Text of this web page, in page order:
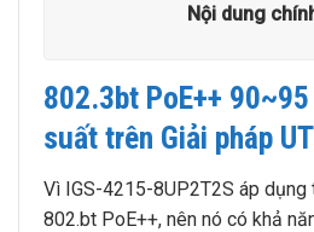
Nội dung
802.3bt PoE++
suất trên Giải pháp
Vì IGS-4215-8UP2T2S áp dụng
802.bt PoE++, nên nó có khả